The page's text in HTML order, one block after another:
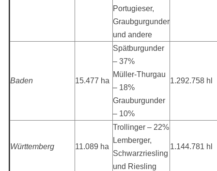
Portugieser,
Graubgurgunder
und andere
Baden 15.477 ha
Spätburgunder
– 37%
Müller-Thurgau
– 18%
Grauburgunder
– 10%
1.292.758 hl
Württemberg 11.089 ha
Trollinger – 22%
Lemberger,
Schwarzriesling
und Riesling
1.144.781 hl